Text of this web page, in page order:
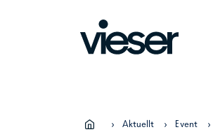
› Aktuellt › Event ›